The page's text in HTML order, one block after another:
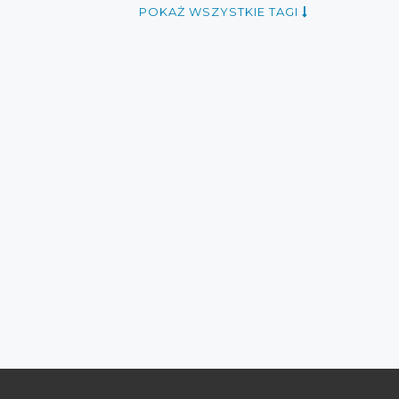
okazje maj 2016 house
POKAŻ WSZYSTKIE TAGI